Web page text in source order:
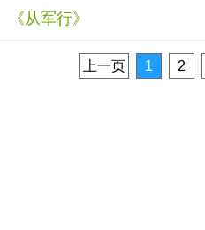
《从军行》
上一页 1 2